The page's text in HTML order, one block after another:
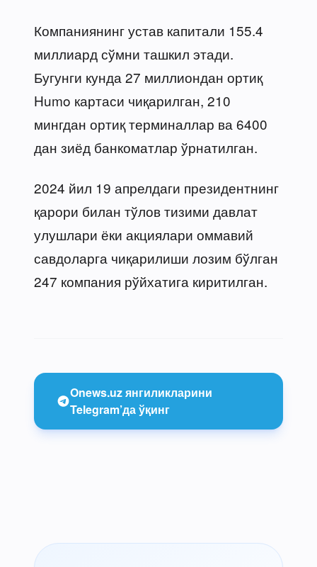
Компаниянинг устав капитали 155.4
миллиард сўмни ташкил этади.
Бугунги кунда 27 миллиондан ортиқ
Humo картаси чиқарилган, 210
мингдан ортиқ терминаллар ва 6400
дан зиёд банкоматлар ўрнатилган.
2024 йил 19 апрелдаги президентнинг
қарори билан тўлов тизими давлат
улушлари ёки акциялари оммавий
савдоларга чиқарилиши лозим бўлган
247 компания рўйхатига киритилган.
Onews.uz янгиликларини
Telegram’да ўқинг